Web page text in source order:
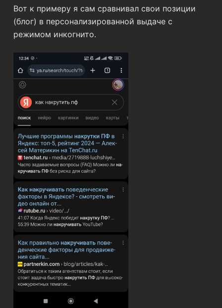
Вот к примеру я сам сравнивал свои позиции
(блог) в персонализированной выдаче с
режимом инкогнито.